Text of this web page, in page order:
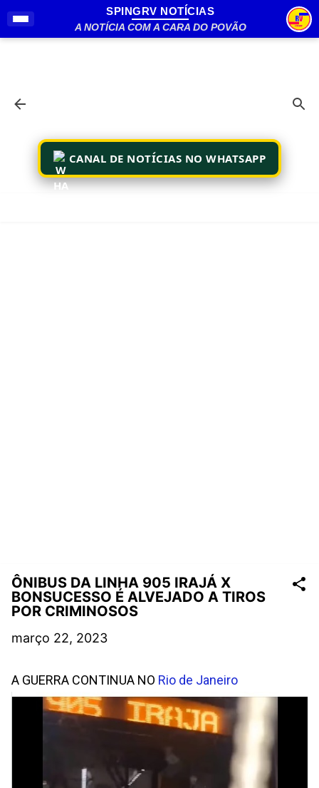
Pular para o conteúdo principal
SPINGRV NOTÍCIAS
A NOTÍCIA COM A CARA DO POVÃO
CANAL DE NOTÍCIAS NO WHATSAPP
ÔNIBUS DA LINHA 905 IRAJÁ X
BONSUCESSO É ALVEJADO A TIROS
POR CRIMINOSOS
março 22, 2023
A GUERRA CONTINUA NO Rio de Janeiro